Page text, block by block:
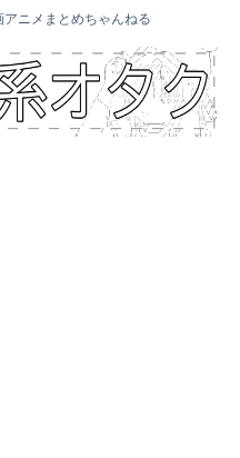
ニメまとめちゃんねる